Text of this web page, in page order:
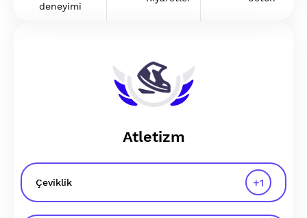
deneyimi
Atletizm
Çeviklik +1